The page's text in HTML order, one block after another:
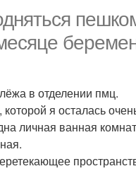
в отделении пмц.
я осталась
личная ванная